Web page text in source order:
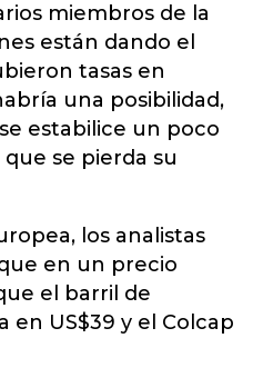
miembros de la
están dando el
tasas en
una posibilidad,
estabilice un poco
se pierda su
los analistas
en un precio
el barril de
US$39 y el Colcap